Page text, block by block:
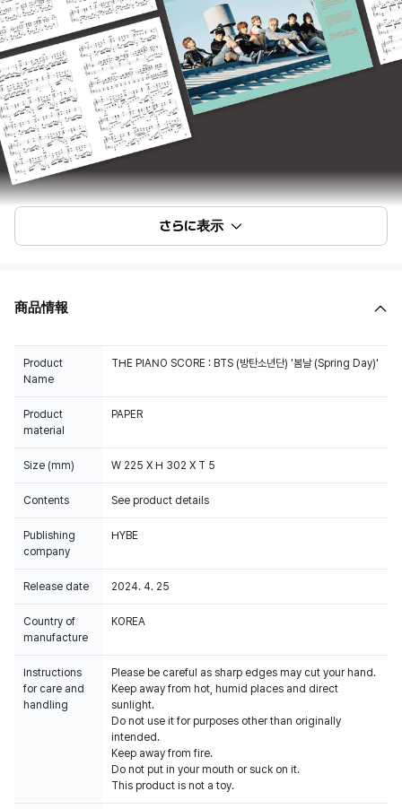
さらに表示
商品情報
Product
Name
THE PIANO SCORE : BTS (방탄소년단) '봄날 (Spring Day)'
Product
material
PAPER
Size (mm) W 225 X H 302 X T 5
Contents See product details
Publishing
company
HYBE
Release date 2024. 4. 25
Country of
manufacture
KOREA
Instructions
for care and
handling
Please be careful as sharp edges may cut your hand.
Keep away from hot, humid places and direct
sunlight.
Do not use it for purposes other than originally
intended.
Keep away from fire.
Do not put in your mouth or suck on it.
This product is not a toy.